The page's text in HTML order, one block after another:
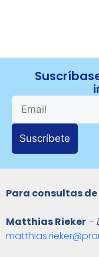
Suscríbete
Para consultas
Matthias Rieker –